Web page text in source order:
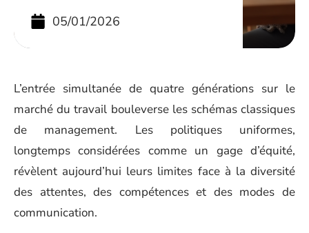
05/01/2026
L’entrée simultanée de quatre générations sur le
marché du travail bouleverse les schémas classiques
de management. Les politiques uniformes,
longtemps considérées comme un gage d’équité,
révèlent aujourd’hui leurs limites face à la diversité
des attentes, des compétences et des modes de
communication.